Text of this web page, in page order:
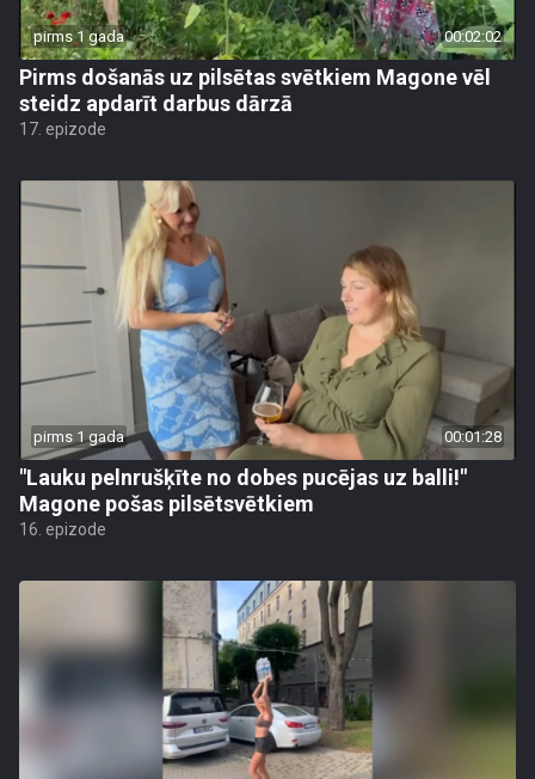
pirms 1 gada 00:02:02
Pirms došanās uz pilsētas svētkiem Magone vēl
steidz apdarīt darbus dārzā
17. epizode
pirms 1 gada 00:01:28
"Lauku pelnrušķīte no dobes pucējas uz balli!"
Magone pošas pilsētsvētkiem
16. epizode